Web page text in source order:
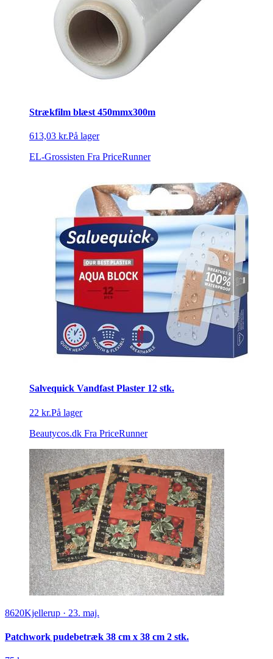
Strækfilm blæst 450mmx300m
613,03 kr.På lager
EL-Grossisten Fra PriceRunner
Salvequick Vandfast Plaster 12 stk.
22 kr.På lager
Beautycos.dk Fra PriceRunner
8620Kjellerup · 23. maj.
Patchwork pudebetræk 38 cm x 38 cm 2 stk.